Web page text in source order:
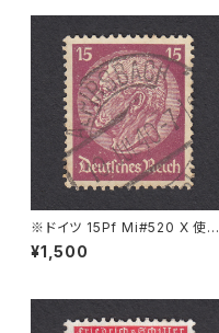
※ドイツ 15Pf Mi#520 X 使用
済み切手｜ALPIRSBACH 19.J
UL.1940
¥1,500